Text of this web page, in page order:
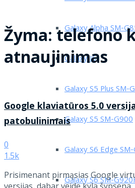
Galaxy Alpha SM-
Galaxy J5
Galaxy S5 Plus SM-
Galaxy S5 SM-G900
Galaxy S6 Edge
Galaxy S6 SM-
Žyma:telefono
atnaujinimas
Google klaviatūros 5.0
patobulinimais
0
1.5k
Prisimenant pirmąsias Google